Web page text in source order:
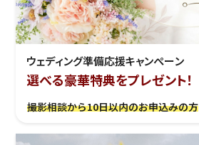
ウェディング準備応援キャンぺーン
選べる豪華特典をプレゼント！
撮影相談から10日以内のお申込みの方